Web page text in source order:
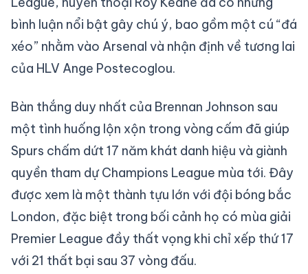
bình luận nổi bật gây chú ý, bao gồm một cú “đá
xéo” nhằm vào Arsenal và nhận định về tương lai
của HLV Ange Postecoglou.
Bàn thắng duy nhất của Brennan Johnson sau
một tình huống lộn xộn trong vòng cấm đã giúp
Spurs chấm dứt 17 năm khát danh hiệu và giành
quyền tham dự Champions League mùa tới. Đây
được xem là một thành tựu lớn với đội bóng bắc
London, đặc biệt trong bối cảnh họ có mùa giải
Premier League đầy thất vọng khi chỉ xếp thứ 17
với 21 thất bại sau 37 vòng đấu.